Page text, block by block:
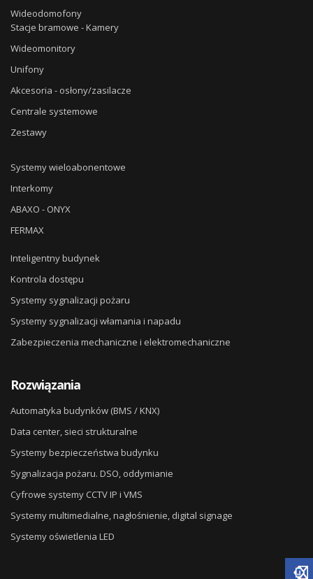
Wideodomofony
Stacje bramowe - Kamery
Wideomonitory
Unifony
Akcesoria - osłony/zasilacze
Centrale systemowe
Zestawy
Systemy wieloabonentowe
Interkomy
ABAXO - ONYX
FERMAX
Inteligentny budynek
Kontrola dostępu
Systemy sygnalizacji pożaru
Systemy sygnalizacji włamania i napadu
Zabezpieczenia mechaniczne i elektromechaniczne
Rozwiązania
Automatyka budynków (BMS / KNX)
Data center, sieci strukturalne
Systemy bezpieczeństwa budynku
Sygnalizacja pożaru. DSO, oddymianie
Cyfrowe systemy CCTV IP i VMS
Systemy multimedialne, nagłośnienie, digital signage
Systemy oświetlenia LED